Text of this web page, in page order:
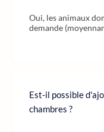
Oui, les animaux
demande
Est-il possible
chambres ?